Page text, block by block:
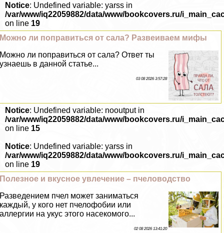
Notice: Undefined variable: yarss in
/var/www/iq22059882/data/www/bookcovers.ru/
on line 19
Можно ли поправиться от сала? Развеиваем мифы
Можно ли поправиться от сала? Ответ ты
узнаешь в данной статье...
03 08 2026 3:57:28
Notice: Undefined variable: nooutput in
/var/www/iq22059882/data/www/bookcovers.ru/
on line 15
Notice: Undefined variable: yarss in
/var/www/iq22059882/data/www/bookcovers.ru/
on line 19
Полезное и вкусное увлечение – пчеловодство
Разведением пчел может заниматься
каждый, у кого нет пчелофобии или
аллергии на укус этого насекомого...
02 08 2026 13:41:20